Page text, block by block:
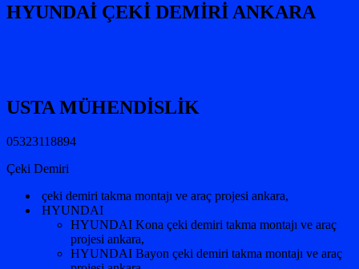
HYUNDAİ ÇEKİ DEMİRİ ANKARA
USTA MÜHENDİSLİK
05323118894
Çeki Demiri
çeki demiri takma montajı ve araç projesi ankara,
HYUNDAI
HYUNDAI Kona çeki demiri takma montajı ve araç
projesi ankara,
HYUNDAI Bayon çeki demiri takma montajı ve araç